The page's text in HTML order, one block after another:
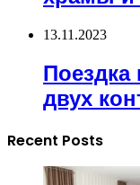
13.11.2023
Поездка
двух
Recent Posts